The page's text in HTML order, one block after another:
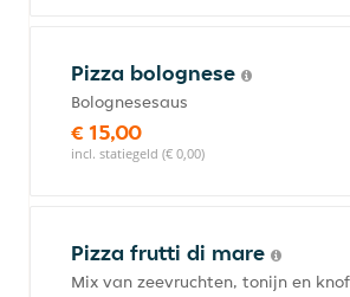
Pizza bolognese
Bolognesesaus
€ 15,00
incl. statiegeld (€ 0,00)
Pizza frutti di mare
Mix van zeevruchten, tonijn en